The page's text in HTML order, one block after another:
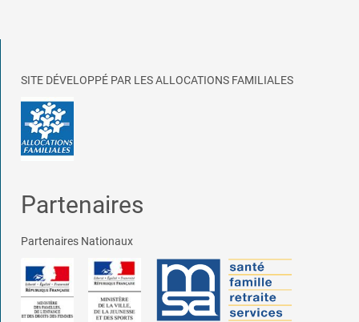
SITE DÉVELOPPÉ PAR LES ALLOCATIONS FAMILIALES
Partenaires
Partenaires Nationaux